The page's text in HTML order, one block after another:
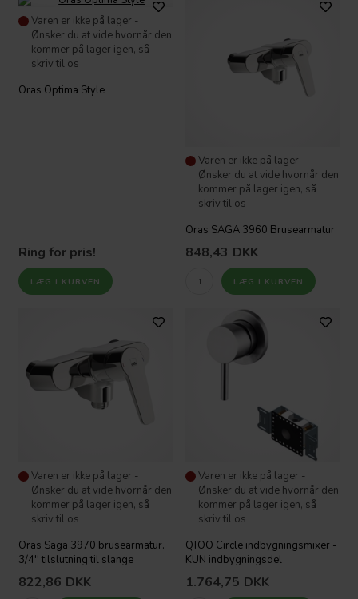
Varen er ikke på lager -
Ønsker du at vide hvornår den
kommer på lager igen, så
skriv til os
Oras Optima Style
Ring for pris!
Varen er ikke på lager -
Ønsker du at vide hvornår den
kommer på lager igen, så
skriv til os
Oras SAGA 3960 Brusearmatur
848,43 DKK
Varen er ikke på lager -
Ønsker du at vide hvornår den
kommer på lager igen, så
skriv til os
Oras Saga 3970 brusearmatur.
3/4'' tilslutning til slange
822,86 DKK
Varen er ikke på lager -
Ønsker du at vide hvornår den
kommer på lager igen, så
skriv til os
QTOO Circle indbygningsmixer -
KUN indbygningsdel
1.764,75 DKK